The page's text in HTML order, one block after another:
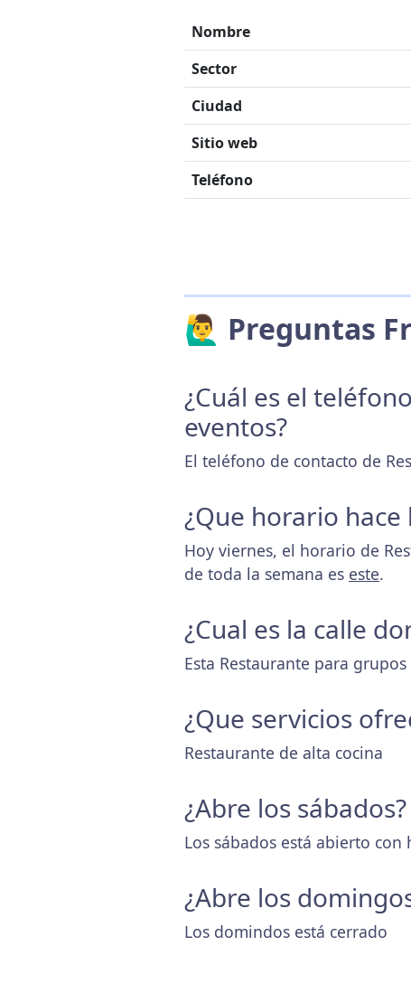
Nombre
Sector
Ciudad
Sitio web
Teléfono
🙋‍♂️ Preguntas
¿Cuál es el
eventos?
El teléfono de contacto de
¿Que horario hace
Hoy viernes, el horario de
de toda la semana es este.
¿Cual es la calle
Esta Restaurante para
¿Que servicios
Restaurante de alta cocina
¿Abre los sábados?
Los sábados está abierto con
¿Abre los
Los domindos está cerrado